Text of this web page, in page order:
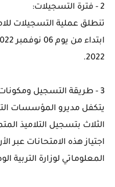
2 -
فترة التسجيلات:
تنطلق عملية التسجيلات
2022.
3 -
طريقة التسجيل
يتكفل مديرو المؤسسات
الثلاث بتسجيل التلاميذ
اجتياز هذه الامتحانات عبر
المعلوماتي لوزارة التربية